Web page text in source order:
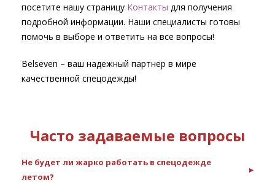
посетите нашу страницу Контакты для получения
подробной информации. Наши специалисты готовы
помочь в выборе и ответить на все вопросы!
Belseven – ваш надежный партнер в мире
качественной спецодежды!
Часто задаваемые вопросы
Не будет ли жарко работать в спецодежде
летом?
▸